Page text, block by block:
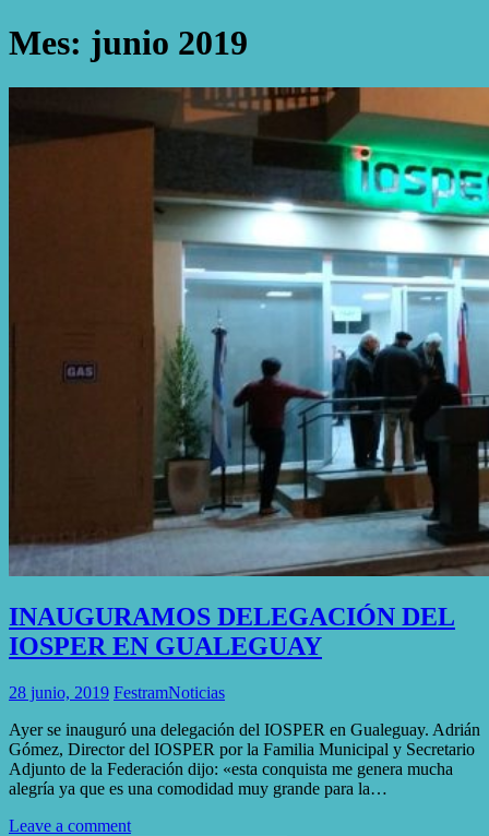
Mes: junio 2019
INAUGURAMOS DELEGACIÓN DEL
IOSPER EN GUALEGUAY
28 junio, 2019 FestramNoticias
Ayer se inauguró una delegación del IOSPER en Gualeguay. Adrián
Gómez, Director del IOSPER por la Familia Municipal y Secretario
Adjunto de la Federación dijo: «esta conquista me genera mucha
alegría ya que es una comodidad muy grande para la…
Leave a comment